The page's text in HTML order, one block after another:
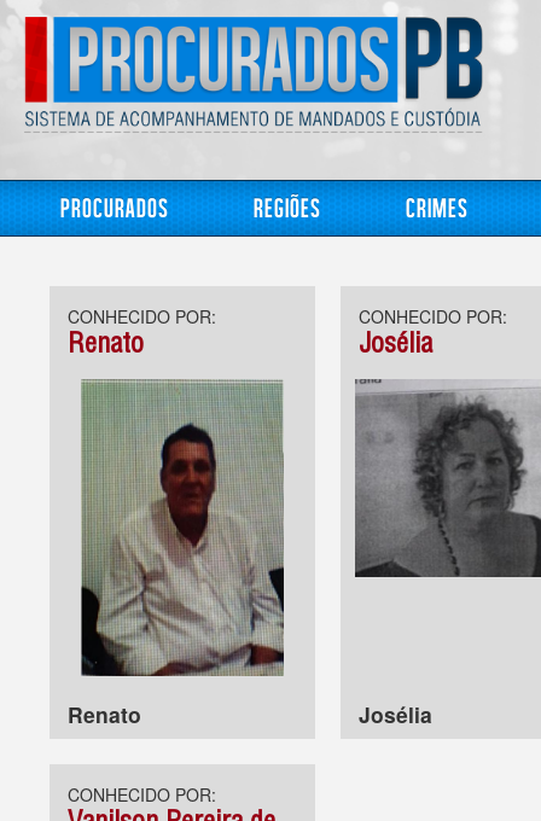
Procurados Regiões Crimes
CONHECIDO POR:
Renato
Renato
CONHECIDO POR:
Josélia
Josélia
CONHECIDO POR: